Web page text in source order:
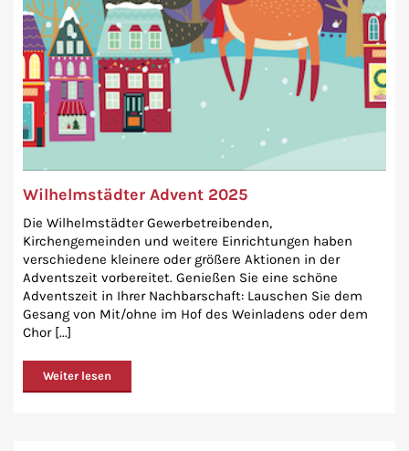
Wilhelmstädter Advent 2025
Die Wilhelmstädter Gewerbetreibenden,
Kirchengemeinden und weitere Einrichtungen haben
verschiedene kleinere oder größere Aktionen in der
Adventszeit vorbereitet. Genießen Sie eine schöne
Adventszeit in Ihrer Nachbarschaft: Lauschen Sie dem
Gesang von Mit/ohne im Hof des Weinladens oder dem
Chor [...]
Weiter lesen